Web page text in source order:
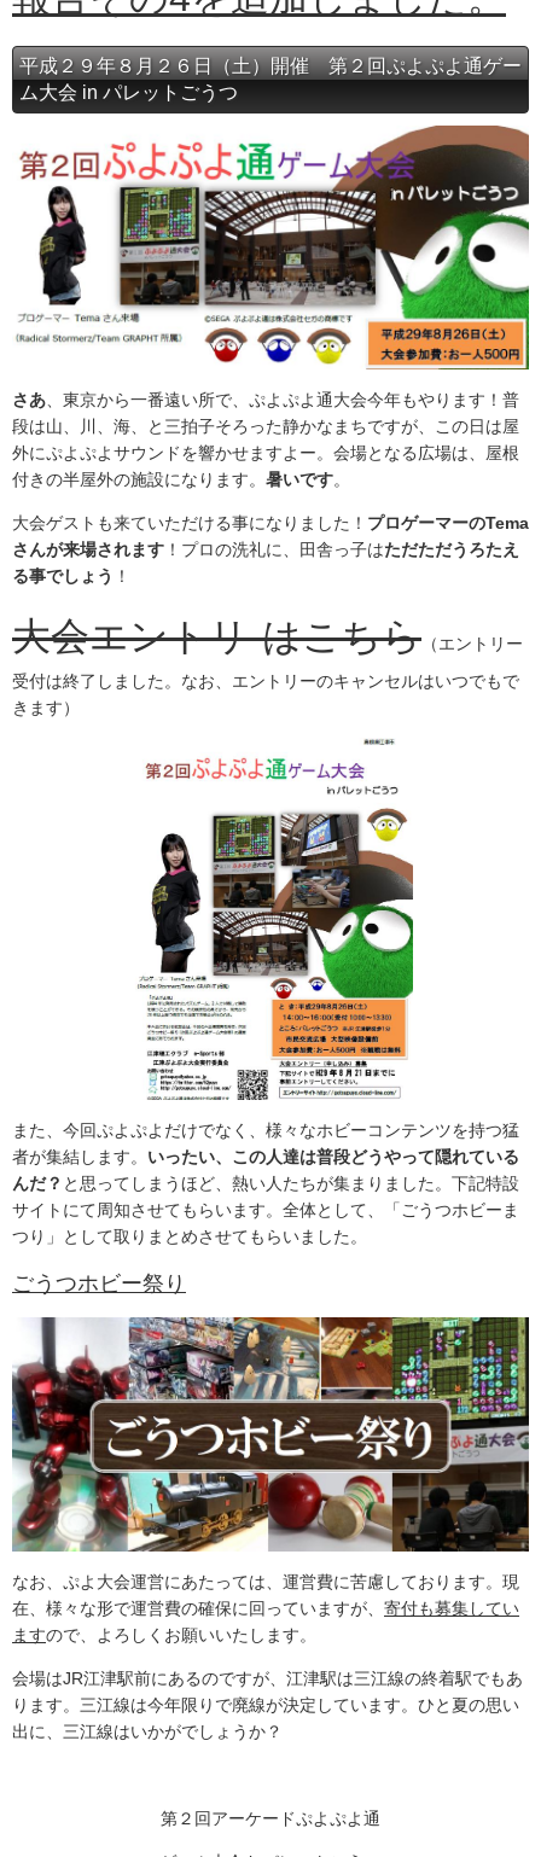
平成２９年８月２６日（土）開催 第２回ぷよぷよ通ゲー
ム大会 in パレットごうつ
さあ、東京から一番遠い所で、ぷよぷよ通大会今年もやります！普
段は山、川、海、と三拍子そろった静かなまちですが、この日は屋
外にぷよぷよサウンドを響かせますよー。会場となる広場は、屋根
付きの半屋外の施設になります。 暑いです。
大会ゲストも来ていただける事になりました！ プロゲーマーのTema
さんが来場されます ！プロの洗礼に、田舎っ子はただただうろたえ
る事でしょう ！
大会エントリ‐はこちら （エントリー
受付は終了しました。なお、エントリーのキャンセルはいつでもで
きます）
また、今回ぷよぷよだけでなく、様々なホビーコンテンツを持つ猛
者が集結します。 いったい、この人達は普段どうやって隠れている
んだ？ と思ってしまうほど、熱い人たちが集まりました。下記特設
サイトにて周知させてもらいます。全体として、「ごうつホビーま
つり」として取りまとめさせてもらいました。
ごうつホビー祭り
なお、ぷよ大会運営にあたっては、運営費に苦慮しております。現
在、様々な形で運営費の確保に回っていますが、 寄付も募集してい
ますので、よろしくお願いいたします。
会場はJR江津駅前にあるのですが、江津駅は三江線の終着駅でもあ
ります。三江線は今年限りで廃線が決定しています。ひと夏の思い
出に、三江線はいかがでしょうか？
第２回アーケードぷよぷよ通